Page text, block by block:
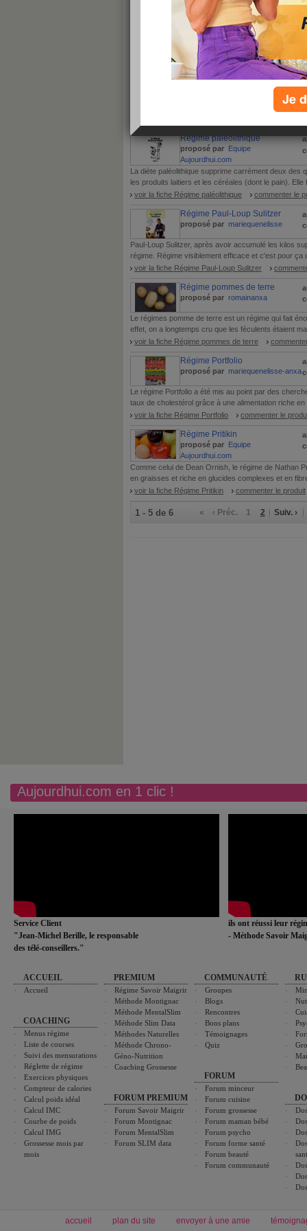
tous les régimes par ordre alphabétique :
D H I J K L M
Tous les produits minceur commençant par
Régime paléolithique
proposé par Equipe
Aujourdhui.com
La diète paléolithique supprime carrément deux des
les produits laitiers et les céréales (dont le pain).
voir la fiche Régime paléolithique
commenter le
Régime Paul-Loup Sulitzer
proposé par mariequenelisse
Paul-Loup Sulitzer, après avoir accumulé les kilos
régime. Régime visiblement efficace et c'est pour
voir la fiche Régime Paul-Loup Sulitzer
Régime pommes de terre
proposé par romainanxa
Le régimes pomme de terre est un régime qui fait
effet, on a longtemps cru que les féculents étaient
voir la fiche Régime pommes de terre
Régime Portfolio
proposé par mariequenelisse-anxa
Le régime Portfolio a été mis au point par des
taux de cholestérol grâce à une alimentation riche
voir la fiche Régime Portfolio
commenter le
Régime Pritikin
proposé par Equipe
Aujourdhui.com
Comme celui de Dean Ornish, le régime de Nathan
en graisses et riche en glucides complexes et en
voir la fiche Régime Pritikin
commenter le produit
1 - 5 de 6 « ‹ Préc. 1 2 Suiv. ›
Aujourdhui.com en 1 clic !
Service Client
"Jean-Michel Berille, le responsable
des télé-conseillers."
ils ont réussi leur
- Méthode Savoir
ACCUEIL
Accueil
COACHING
Menus régime
Liste de courses
Suivi des mensurations
Réglette de régime
Exercices physiques
Compteur de calories
Calcul poids idéal
Calcul IMC
Courbe de poids
Calcul IMG
Grossesse mois par
mois
PREMIUM
Régime Savoir Maigrir
Méthode Montignac
Méthode MentalSlim
Méthode Slim Data
Méthodes Naturelles
Méthode Chrono-
Géno-Nutrition
Coaching Grossesse
FORUM PREMIUM
Forum Savoir Maigrir
Forum Montignac
Forum MentalSlim
Forum SLIM data
COMMUNAUTÉ
Groupes
Blogs
Rencontres
Bons plans
Témoignages
Quiz
FORUM
Forum minceur
Forum cuisine
Forum grossesse
Forum maman bébé
Forum psycho
Forum forme santé
Forum beauté
Forum communauté
accueil plan du site envoyer à une amie
Je